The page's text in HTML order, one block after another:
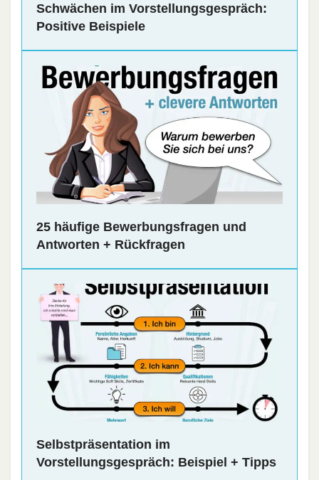
Schwächen im Vorstellungsgespräch:
Positive Beispiele
25 häufige Bewerbungsfragen und
Antworten + Rückfragen
Selbstpräsentation im
Vorstellungsgespräch: Beispiel + Tipps